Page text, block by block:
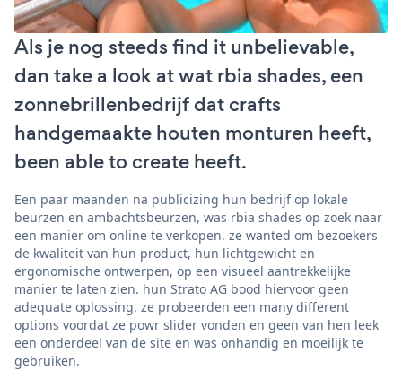
Als je nog steeds find it unbelievable,
dan take a look at wat rbia shades, een
zonnebrillenbedrijf dat crafts
handgemaakte houten monturen heeft,
been able to create heeft.
Een paar maanden na publicizing hun bedrijf op lokale
beurzen en ambachtsbeurzen, was rbia shades op zoek naar
een manier om online te verkopen. ze wanted om bezoekers
de kwaliteit van hun product, hun lichtgewicht en
ergonomische ontwerpen, op een visueel aantrekkelijke
manier te laten zien. hun Strato AG bood hiervoor geen
adequate oplossing. ze probeerden een many different
options voordat ze powr slider vonden en geen van hen leek
een onderdeel van de site en was onhandig en moeilijk te
gebruiken.